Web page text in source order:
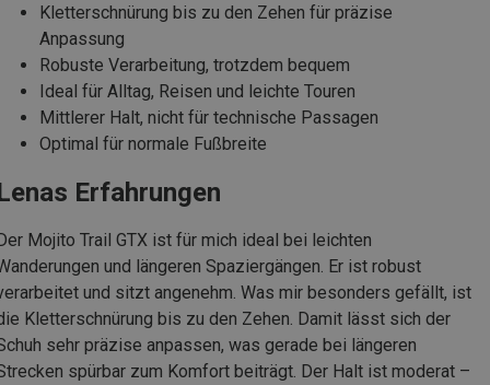
Kletterschnürung bis zu den Zehen für präzise
Anpassung
Robuste Verarbeitung, trotzdem bequem
Ideal für Alltag, Reisen und leichte Touren
Mittlerer Halt, nicht für technische Passagen
Optimal für normale Fußbreite
Erfahrungen
Mojito Trail GTX ist für mich ideal bei leichten
und längeren Spaziergängen. Er ist robust
und sitzt angenehm. Was mir besonders gefällt, ist
Kletterschnürung bis zu den Zehen. Damit lässt sich der
sehr präzise anpassen, was gerade bei längeren
spürbar zum Komfort beiträgt. Der Halt ist moderat –